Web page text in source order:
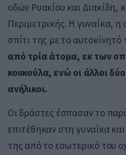
οδών Ρυακίου και Διακίδη,
Περιμετρικής. Η γυναίκα,
σπίτι της με το αυτοκίνητό
από τρία άτομα, εκ των
κουκούλα, ενώ οι άλλοι
ανήλικοι.
Οι δράστες έσπασαν το
επιτέθηκαν στη γυναίκα
της από το εσωτερικό του